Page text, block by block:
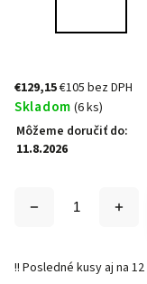
€129,15€105 bez DPH
Skladom (6 ks)
Môžeme doručiť do:
11.8.2026
!! Posledné kusy aj na